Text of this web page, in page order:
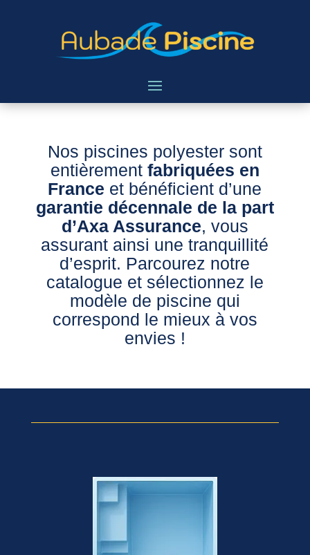
Nos piscines polyester sont
entièrement fabriquées en
France et bénéficient d’une
garantie décennale de la part
d’Axa Assurance, vous
assurant ainsi une tranquillité
d’esprit. Parcourez notre
catalogue et sélectionnez le
modèle de piscine qui
correspond le mieux à vos
envies !